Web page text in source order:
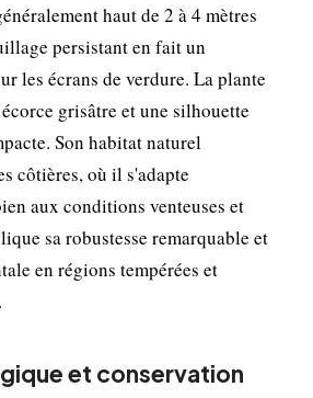
haut de 2 à 4 mètres
persistant en fait un
les écrans de verdure. La plante
grisâtre et une silhouette
Son habitat naturel
côtières, où il s'adapte
aux conditions venteuses et
sa robustesse remarquable et
en régions tempérées et
et conservation